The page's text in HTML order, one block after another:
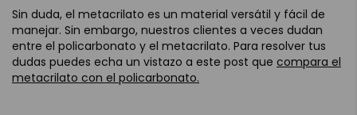
Sin duda, el metacrilato es un material versátil y fácil de
manejar. Sin embargo, nuestros clientes a veces dudan
entre el policarbonato y el metacrilato. Para resolver tus
dudas puedes echa un vistazo a este post que compara el
metacrilato con el policarbonato.